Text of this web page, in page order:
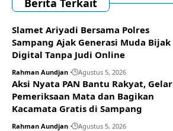
Berita Terkait
Slamet Ariyadi Bersama Polres
Sampang Ajak Generasi Muda Bijak
Digital Tanpa Judi Online
Rahman Aundjan Agustus 5, 2026
Aksi Nyata PAN Bantu Rakyat, Gelar
Pemeriksaan Mata dan Bagikan
Kacamata Gratis di Sampang
Rahman Aundjan Agustus 5, 2026